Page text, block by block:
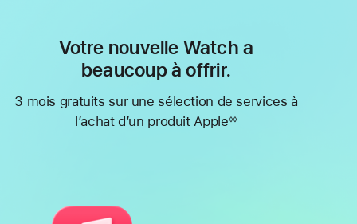
Votre nouvelle Watch a
beaucoup à offrir.
3 mois gratuits sur une sélection de services à
l’achat d’un produit Apple◊◊